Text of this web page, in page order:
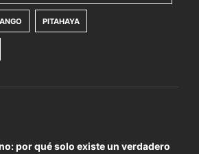
PITAHAYA
por qué solo existe un verdadero